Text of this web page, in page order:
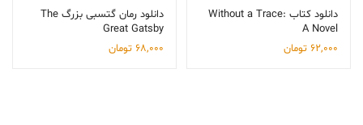
دانلود کتاب Without a Trace:
A Novel
62,000 تومان
دانلود رمان گتسبی بزرگ The
Great Gatsby
68,000 تومان